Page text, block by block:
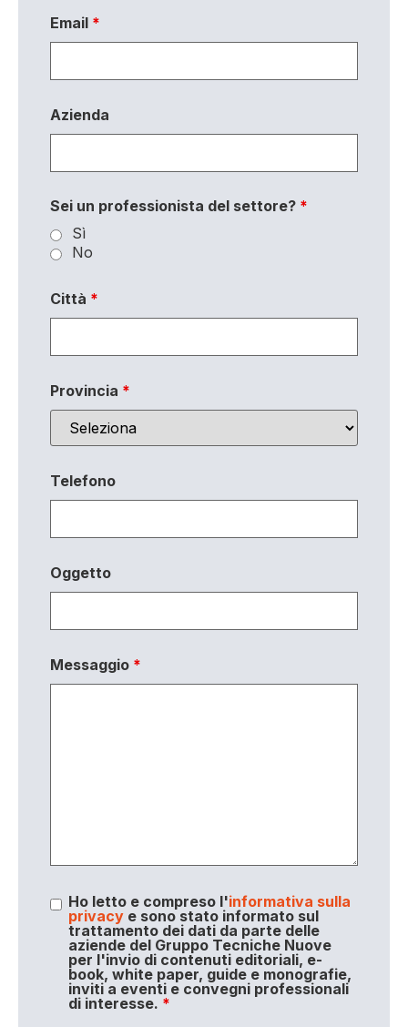
Email *
Azienda
Sei un professionista del settore? *
Sì
No
Città *
Provincia *
Telefono
Oggetto
Messaggio *
Ho letto e compreso l'informativa sulla
privacye sono stato informato sul
trattamento dei dati da parte delle
aziende del Gruppo Tecniche Nuove
per l'invio di contenuti editoriali, e-
book, white paper, guide e monografie,
inviti a eventi e convegni professionali
di interesse. *